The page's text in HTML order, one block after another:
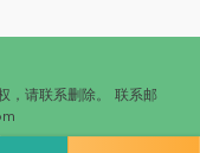
，请联系删除。 联系邮